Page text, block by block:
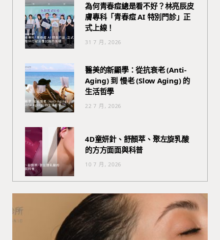
為何青春痘總是看不好？林亮辰皮
膚專科「青春痘 AI 特別門診」正
式上線！
31 7 月, 2026
醫美的新顯學：從抗衰老 (Anti-
Aging) 到 慢老 (Slow Aging) 的
生活哲學
22 7 月, 2026
4D童妍針、舒顏萃、聚左旋乳酸
的方方面面與科普
10 7 月, 2026